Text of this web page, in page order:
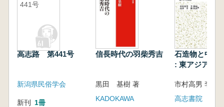
441号
高志路 第441号
新潟県民俗学会
新刊 1冊
信長時代の羽柴秀吉
黒田 基樹 著
KADOKAWA
石造物と中世
: 東アジアと
高志書院